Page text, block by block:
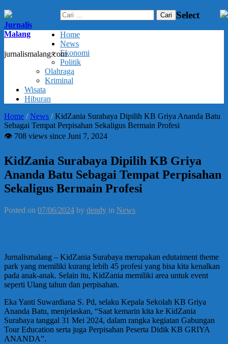
Jurnalis
Malang
jurnalismalang.com
Cari
untuk:
Select
Home
News
Ekonomi
Politik
Olahraga
Kriminal
Wisata
Hiburan
Home /News /KidZania Surabaya Dipilih KB Griya Ananda Batu
Sebagai Tempat Perpisahan Sekaligus Bermain Profesi
👁 708 views since Juni 7, 2024
KidZania Surabaya Dipilih KB Griya
Ananda Batu Sebagai Tempat Perpisahan
Sekaligus Bermain Profesi
Posted on 07/06/2024 by dendy in News
Jurnalismalang – KidZania Surabaya merupakan edutaiment theme
park yang memiliki kurang lebih 45 profesi yang bisa kita kenalkan
pada anak-anak. Selain itu, KidZania memiliki area untuk event
seperti Ulang tahun dan perpisahan.
Eka Yanti Suwardiana S. Pd, selaku Kepala Sekolah KB Griya
Ananda Batu, menjelaskan, “Saat kemarin kita ke KidZania
Surabaya tanggal 31 Mei 2024, dalam rangka kegiatan Gabungan
Tour Education serta juga Perpisahan Peserta Didik KB GRIYA
ANANDA”.